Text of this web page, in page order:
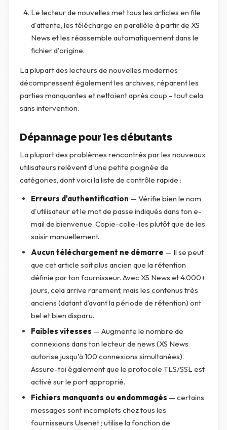
Le lecteur de nouvelles met tous les articles en file
d'attente, les télécharge en parallèle à partir de XS
News et les réassemble automatiquement dans le
fichier d'origine.
La plupart des lecteurs de nouvelles modernes
décompressent également les archives, réparent les
parties manquantes et nettoient après coup - tout cela
sans intervention.
Dépannage pour les débutants
La plupart des problèmes rencontrés par les nouveaux
utilisateurs relèvent d'une petite poignée de
catégories, dont voici la liste de contrôle rapide :
Erreurs d'authentification — Vérifie bien le nom
d'utilisateur et le mot de passe indiqués dans ton e-
mail de bienvenue. Copie-colle-les plutôt que de les
saisir manuellement.
Aucun téléchargement ne démarre — Il se peut
que cet article soit plus ancien que la rétention
définie par ton fournisseur. Avec XS News et 4.000+
jours, cela arrive rarement, mais les contenus très
anciens (datant d’avant la période de rétention) ont
bel et bien disparu.
Faibles vitesses — Augmente le nombre de
connexions dans ton lecteur de news (XS News
autorise jusqu'à 100 connexions simultanées).
Assure-toi également que le protocole TLS/SSL est
activé sur le port approprié.
Fichiers manquants ou endommagés — certains
messages sont incomplets chez tous les
fournisseurs Usenet ; utilise la fonction de